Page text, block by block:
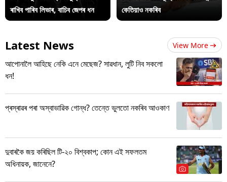
ৰাখিব পাৰিব লিভাৰ, বাচিব জেপৰ ধন
কেতিয়াও নকৰিব
Latest News View More
আপোনালৈ আহিছে নেকি এনে মেছেজ? সাৱধান, লুটি নিব সকলো
ধন!
প্ৰস্ৰাৱৰ পৰা অস্বাভাৱিক গোন্ধ? তেন্তে ভুলতো নকৰিব আওকাণ
দুবাৰকৈ জয় কৰিছিল টি-২০ বিশ্বকাপ; কোন এই সফলতম
অধিনায়ক, জানেনে?